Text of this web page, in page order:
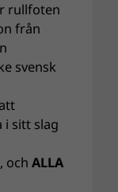
rullfoten
från
svensk
i sitt slag
, ochALLA